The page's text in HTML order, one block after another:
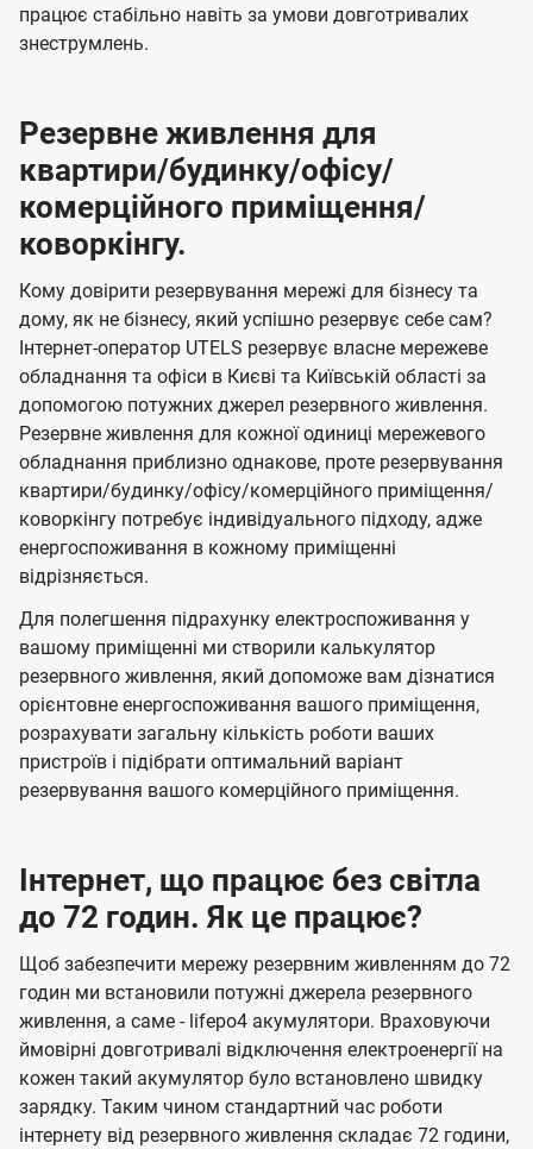
працює стабільно навіть за умови довготривалих
знеструмлень.
Резервне живлення для
квартири/будинку/офісу/
комерційного приміщення/
коворкінгу.
Кому довірити резервування мережі для бізнесу та
дому, як не бізнесу, який успішно резервує себе сам?
Інтернет-оператор UTELS резервує власне мережеве
обладнання та офіси в Києві та Київській області за
допомогою потужних джерел резервного живлення.
Резервне живлення для кожної одиниці мережевого
обладнання приблизно однакове, проте резервування
квартири/будинку/офісу/комерційного приміщення/
коворкінгу потребує індивідуального підходу, адже
енергоспоживання в кожному приміщенні
відрізняється.
Для полегшення підрахунку електроспоживання у
вашому приміщенні ми створили калькулятор
резервного живлення, який допоможе вам дізнатися
орієнтовне енергоспоживання вашого приміщення,
розрахувати загальну кількість роботи ваших
пристроїв і підібрати оптимальний варіант
резервування вашого комерційного приміщення.
Інтернет, що працює без світла
до 72 годин. Як це працює?
Щоб забезпечити мережу резервним живленням до 72
годин ми встановили потужні джерела резервного
живлення, а саме - lifepo4 акумулятори. Враховуючи
ймовірні довготривалі відключення електроенергії на
кожен такий акумулятор було встановлено швидку
зарядку. Таким чином стандартний час роботи
інтернету від резервного живлення складає 72 години,